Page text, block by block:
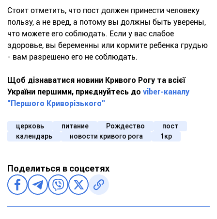
Стоит отметить, что пост должен принести человеку
пользу, а не вред, а потому вы должны быть уверены,
что можете его соблюдать. Если у вас слабое
здоровье, вы беременны или кормите ребенка грудью
- вам разрешено его не соблюдать.
Щоб дізнаватися новини Кривого Рогу та всієї
України першими, приєднуйтесь до viber-каналу
"Першого Криворізького"
церковь питание Рождество
пост
календарь
новости кривого рога 1кр
Поделиться в соцсетях